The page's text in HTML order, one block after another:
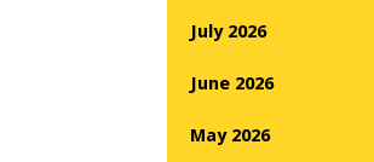
July 2026
June 2026
May 2026